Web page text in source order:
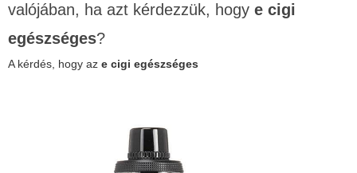
valójában, ha azt kérdezzük, hogy e cigi
egészséges?
A kérdés, hogy az e cigi egészséges